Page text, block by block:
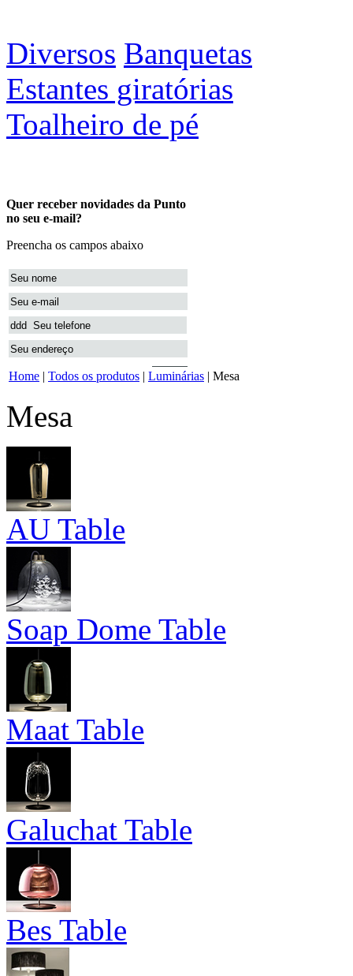
Diversos Banquetas
Estantes giratórias
Toalheiro de pé
Home | Todos os produtos | Luminárias | Mesa
Mesa
AU Table
Soap Dome Table
Maat Table
Galuchat Table
Bes Table